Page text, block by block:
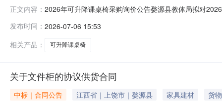
正文内容： 2026年可升降课桌椅采购询价公告婺源县教体局拟对
公告时间2026年7月6日--2026年7月8日四、询价报送方
发布时间： 2026-07-06 15:53
相关产品：
可升降课桌椅
关于文件柜的协议供货合同
中标｜合同公告 江西省｜上饶市｜婺源县 家具建材
货物